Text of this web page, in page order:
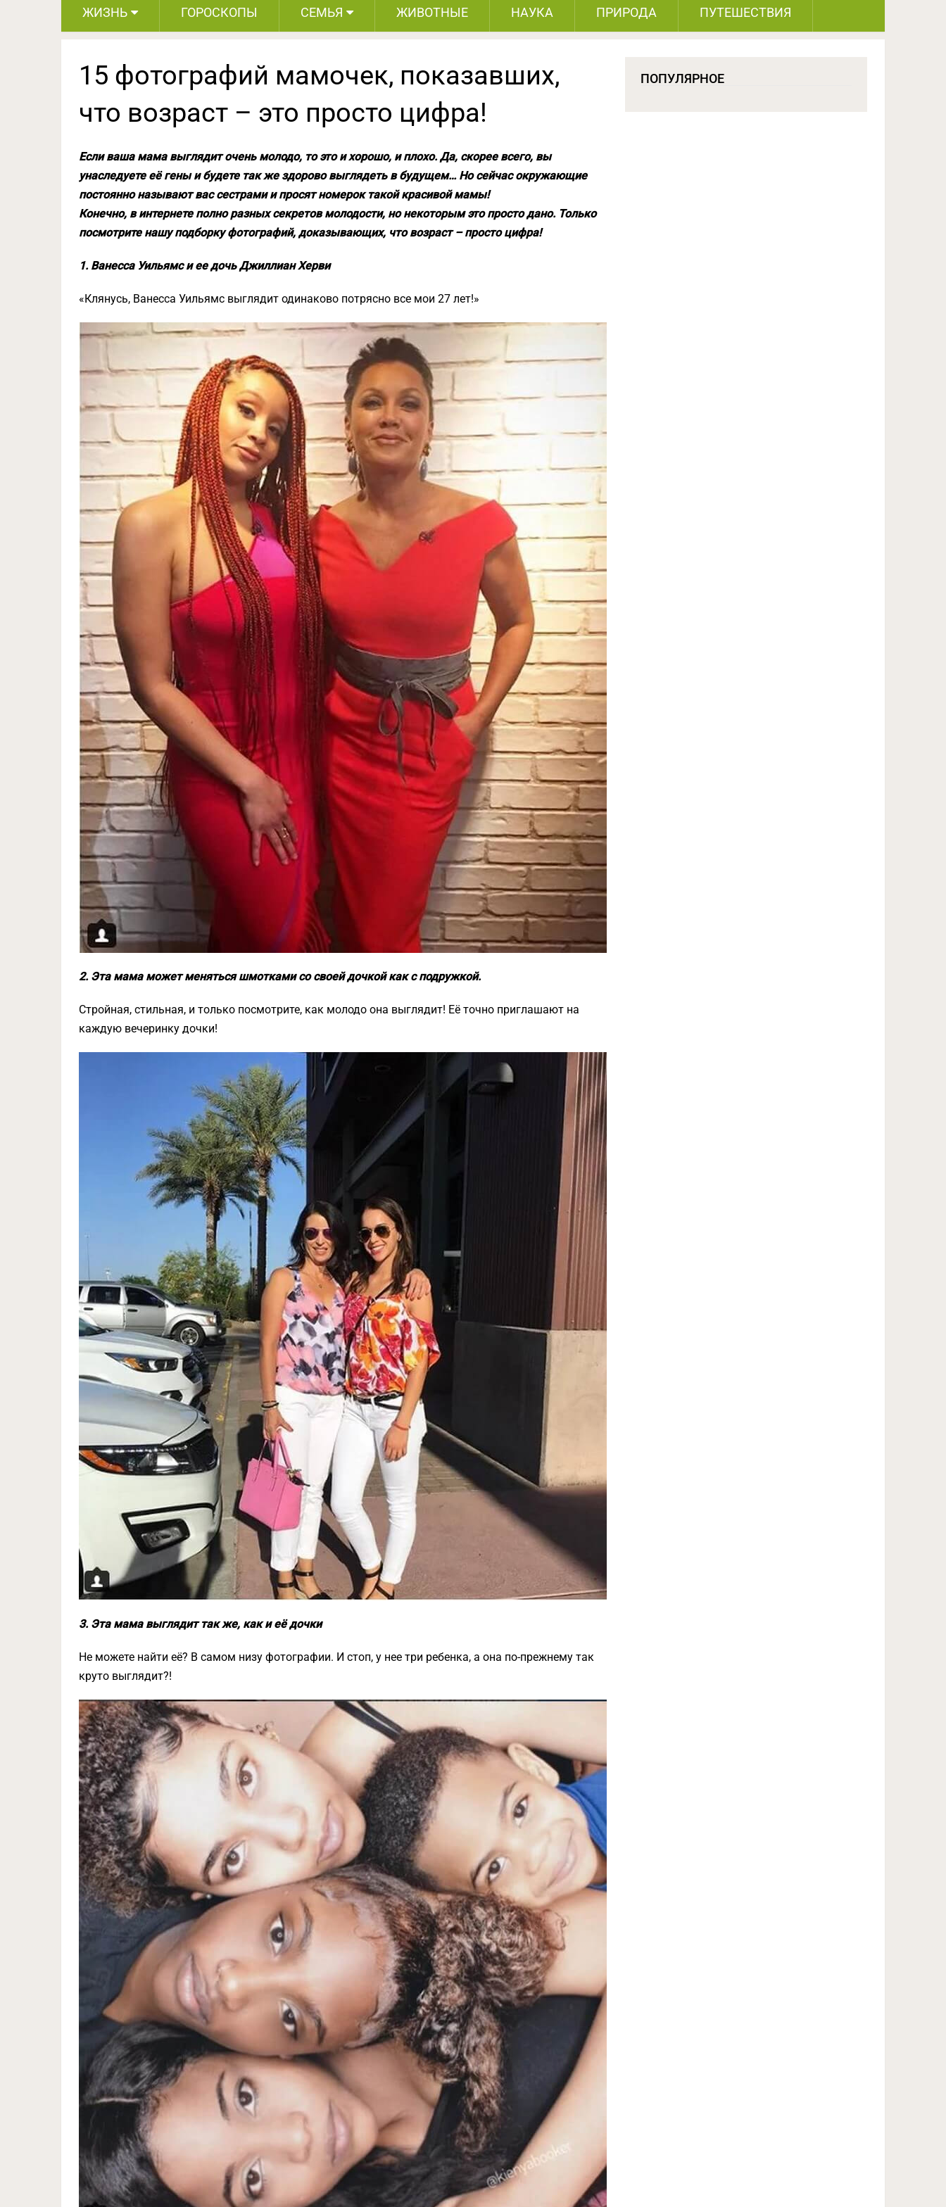
ЖИЗНЬ ГОРОСКОПЫ СЕМЬЯ ЖИВОТНЫЕ НАУКА ПРИРОДА ПУТЕШЕСТВИЯ
15 фотографий мамочек, показавших,
что возраст – это просто цифра!
Если ваша мама выглядит очень молодо, то это и хорошо, и плохо. Да, скорее всего, вы
унаследуете её гены и будете так же здорово выглядеть в будущем… Но сейчас окружающие
постоянно называют вас сестрами и просят номерок такой красивой мамы!
Конечно, в интернете полно разных секретов молодости, но некоторым это просто дано. Только
посмотрите нашу подборку фотографий, доказывающих, что возраст – просто цифра!
1. Ванесса Уильямс и ее дочь Джиллиан Херви
«Клянусь, Ванесса Уильямс выглядит одинаково потрясно все мои 27 лет!»
2. Эта мама может меняться шмотками со своей дочкой как с подружкой.
Стройная, стильная, и только посмотрите, как молодо она выглядит! Её точно приглашают на
каждую вечеринку дочки!
3. Эта мама выглядит так же, как и её дочки
Не можете найти её? В самом низу фотографии. И стоп, у нее три ребенка, а она по-прежнему так
круто выглядит?!
ПОПУЛЯРНОЕ